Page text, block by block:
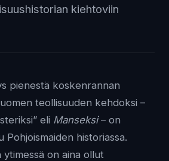
kiehtoviin
pienestä koskenrannan
teollisuuden kehdoksi –
eli Manseksi– on
Pohjoismaiden historiassa.
on aina ollut